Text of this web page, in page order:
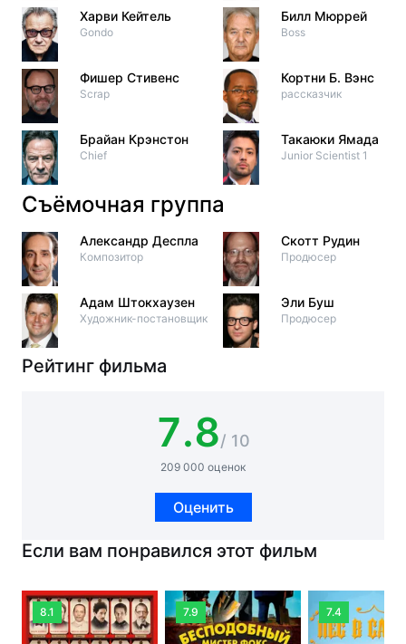
Харви Кейтель
Gondo
Фишер Стивенс
Scrap
Брайан Крэнстон
Chief
Билл Мюррей
Boss
Кортни Б. Вэнс
рассказчик
Такаюки Ямада
Junior Scientist 1
Съёмочная группа
Александр Деспла
Композитор
Адам Штокхаузен
Художник-постановщик
Скотт Рудин
Продюсер
Эли Буш
Продюсер
Рейтинг фильма
7.8/ 10
209 000 оценок
Оценить
Если вам понравился этот фильм
8.1 7.9 7.4